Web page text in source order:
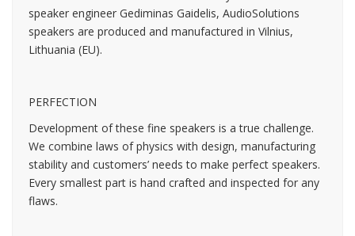
speaker engineer Gediminas Gaidelis, AudioSolutions
speakers are produced and manufactured in Vilnius,
Lithuania (EU).
PERFECTION
Development of these fine speakers is a true challenge.
We combine laws of physics with design, manufacturing
stability and customers’ needs to make perfect speakers.
Every smallest part is hand crafted and inspected for any
flaws.